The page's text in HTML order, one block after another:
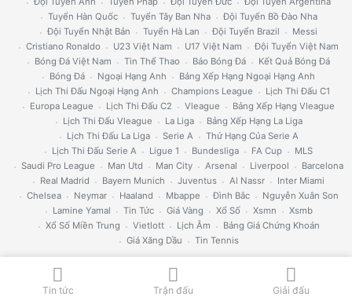
Tuyển Hàn Quốc
Tuyển Tây Ban Nha
Đội Tuyển Bồ Đào Nha
Đội Tuyển Nhật Bản
Tuyển Hà Lan Đội Tuyển Brazil
Messi
Cristiano Ronaldo
U23 Việt Nam U17 Việt Nam
Đội Tuyển Việt Nam
Bóng Đá Việt Nam
Tin Thể Thao Báo Bóng Đá
Kết Quả Bóng Đá
Bóng Đá
Ngoại Hạng Anh
Bảng Xếp Hạng Ngoại Hạng Anh
Lịch Thi Đấu Ngoại Hạng Anh
Champions League
Lịch Thi Đấu C1
Europa League
Lịch Thi Đấu C2 Vleague
Bảng Xếp Hạng Vleague
Lịch Thi Đấu Vleague
La Liga
Bảng Xếp Hạng La Liga
Lịch Thi Đấu La Liga
Serie A
Thứ Hạng Của Serie A
Lịch Thi Đấu Serie A
Ligue 1 Bundesliga FA Cup
MLS
Saudi Pro League
Man Utd Man City Arsenal Liverpool
Barcelona
Real Madrid
Bayern Munich Juventus Al Nassr
Inter Miami
Chelsea
Neymar Haaland Mbappe Đình Bắc
Nguyễn Xuân Son
Lamine Yamal
Tin Tức Giá Vàng Xổ Số Xsmn
Xsmb
Xổ Số Miền Trung
Vietlott Lịch Âm
Bảng Giá Chứng Khoán
Giá Xăng Dầu
Tin Tennis
Tin tức Trận đấu Giải đấu